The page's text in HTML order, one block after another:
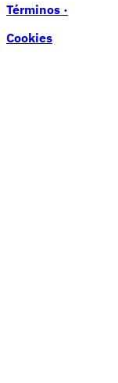
Términos ·
Cookies